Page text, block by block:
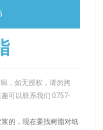
，如无授权，请勿拷
可以联系我们 0757-
的，现在要找树脂对纸